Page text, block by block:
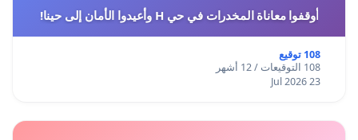
أوقفوا معاناة المخدرات في حي H وأعيدوا الأمان إلى حينا!
108 توقيع
108 التوقيعات / 12 أشهر
23 Jul 2026